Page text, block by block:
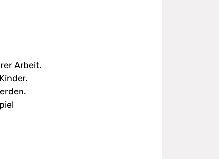
Arbeit.